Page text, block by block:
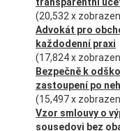
(20,532 x
Advokát pro
každodenní praxi
(17,824 x
Bezpečně k
zastoupení po
(15,497 x
Vzor smlouvy o
sousedovi bez